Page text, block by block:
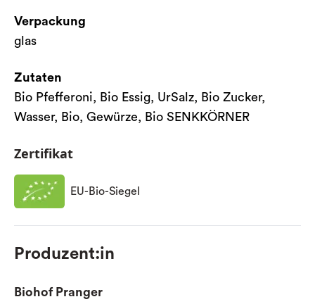
Verpackung
glas
Zutaten
Bio Pfefferoni, Bio Essig, UrSalz, Bio Zucker,
Wasser, Bio, Gewürze, Bio SENKKÖRNER
Zertifikat
EU-Bio-Siegel
Produzent:in
Biohof Pranger